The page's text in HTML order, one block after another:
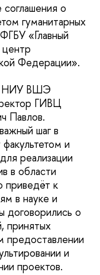
о
гуманитарных
«Главный
Федерации».
НИУ ВШЭ
ГИВЦ
Павлов.
шаг в
и
реализации
в области
приведёт к
в науке и
договорились о
принятых
предоставлении
и
проектов.